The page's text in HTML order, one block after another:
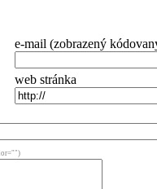
e-mail (zobrazený
web stránka